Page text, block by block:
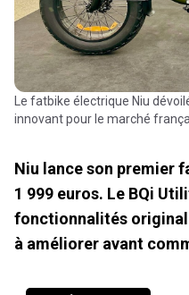
innovant pour le marché
Niu lance son premier
1 999 euros. Le BQi
fonctionnalités
à améliorer avant